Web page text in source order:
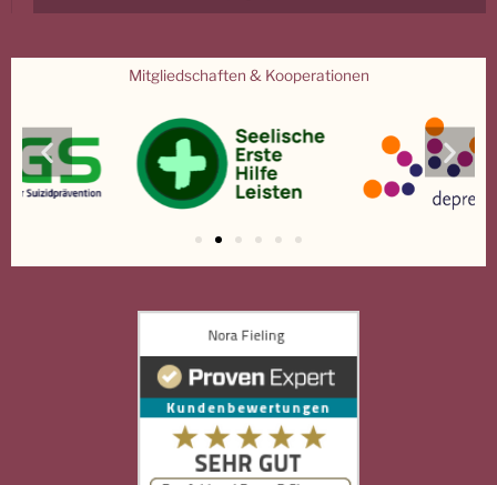
Mitgliedschaften & Kooperationen